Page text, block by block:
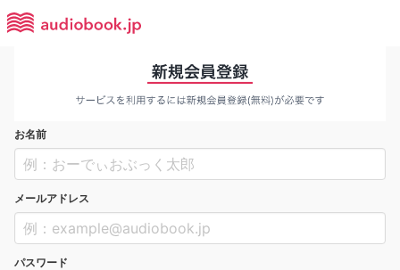
お名前
メールアドレス
パスワード